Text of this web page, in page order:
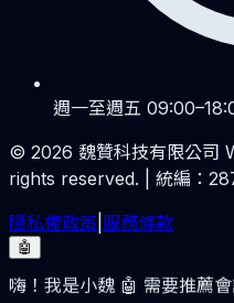
週一至週五
© 2026 魏贊科技有限公司
rights reserved. | 統編：
隱私權政策 服務條款
🤖
嗨！我是小魏 🤖 需要推薦會